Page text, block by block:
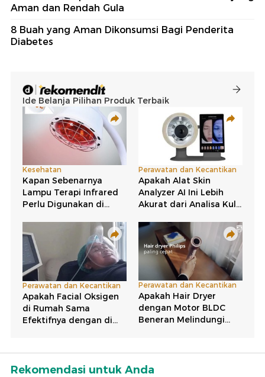
Aman dan Rendah Gula
8 Buah yang Aman Dikonsumsi Bagi Penderita
Diabetes
Rekomendasi untuk Anda